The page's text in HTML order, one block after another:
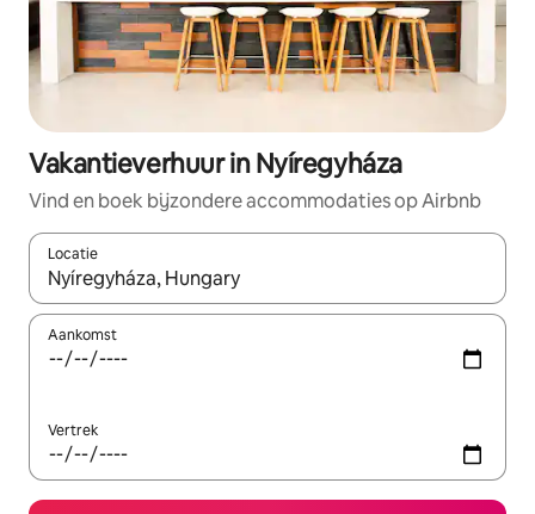
Vakantieverhuur in Nyíregyháza
Vind en boek bijzondere accommodaties op Airbnb
Locatie
Wanneer er suggesties beschikbaar zijn, maak je een keuze
Aankomst
Vertrek